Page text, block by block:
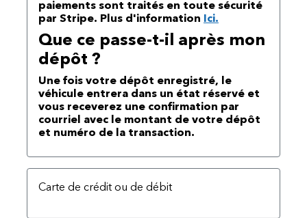
paiements sont traités en toute sécurité
par Stripe. Plus d'information Ici.
Que ce passe-t-il après mon
dépôt ?
Une fois votre dépôt enregistré, le
véhicule entrera dans un état réservé et
vous receverez une confirmation par
courriel avec le montant de votre dépôt
et numéro de la transaction.
Carte de crédit ou de débit